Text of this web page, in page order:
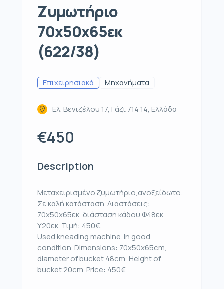
Ζυμωτήριο
70x50x65εκ
(622/38)
Επιχειρησιακά Μηχανήματα
Ελ. Βενιζέλου 17, Γάζι 714 14, Ελλάδα
€450
Description
Μεταχειρισμένο ζυμωτήριο,ανοξείδωτο.
Σε καλή κατάσταση. Διαστάσεις:
70x50x65εκ, διάσταση κάδου Φ48εκ
Υ20εκ. Τιμή: 450€.
Used kneading machine. In good
condition. Dimensions: 70x50x65cm,
diameter of bucket 48cm, Height of
bucket 20cm. Price: 450€.